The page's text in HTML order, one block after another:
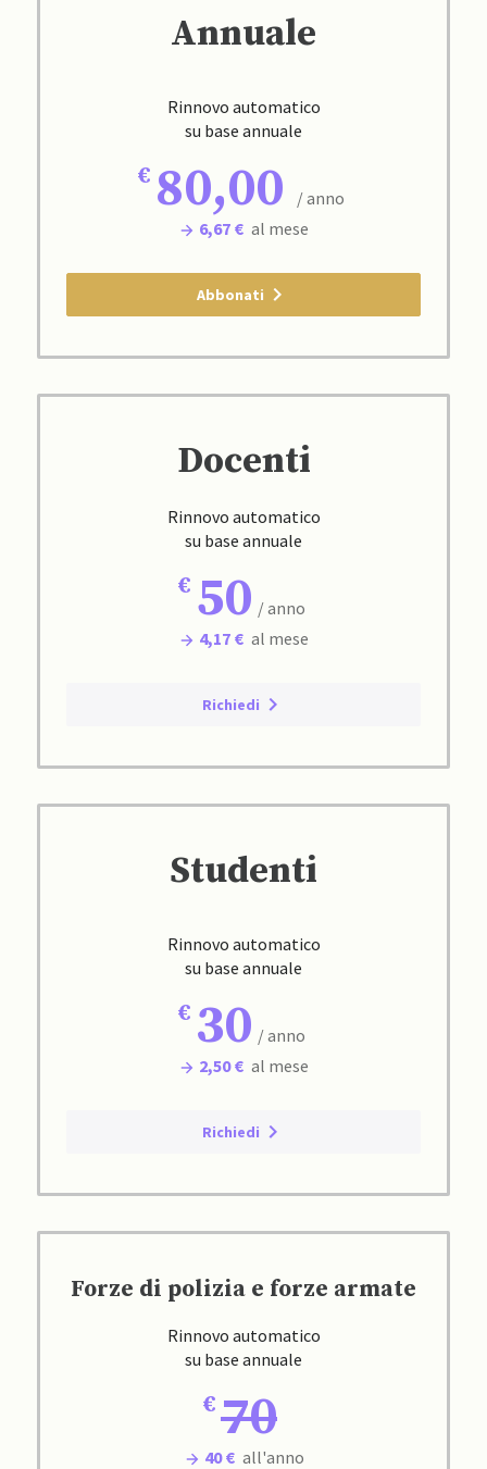
Annuale
Rinnovo automatico
su base annuale
80,00
/ anno
6,67 € al mese
Abbonati
Docenti
Rinnovo automatico
su base annuale
50 / anno
4,17 € al mese
Richiedi
Studenti
Rinnovo automatico
su base annuale
30 / anno
2,50 € al mese
Richiedi
Forze di polizia e forze armate
Rinnovo automatico
su base annuale
70
40 € all'anno